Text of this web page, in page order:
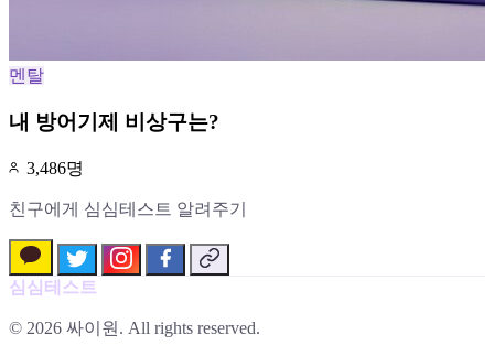
멘탈
내 방어기제 비상구는?
3,486명
친구에게 심심테스트 알려주기
심심테스트
© 2026 싸이원. All rights reserved.